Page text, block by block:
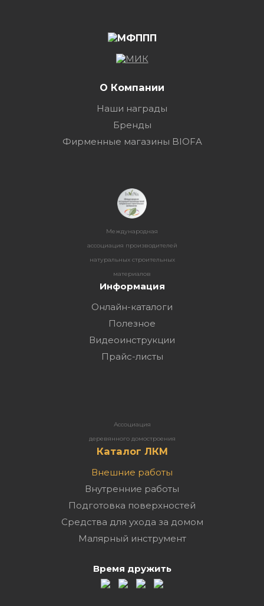
О Компании
Наши награды
Бренды
Фирменные магазины BIOFA
Международная
ассоциация производителей
натуральных строительных
материалов
Информация
Онлайн-каталоги
Полезное
Видеоинструкции
Прайс-листы
Ассоциация
деревянного домостроения
Каталог ЛКМ
Внешние работы
Внутренние работы
Подготовка поверхностей
Средства для ухода за домом
Малярный инструмент
Время дружить